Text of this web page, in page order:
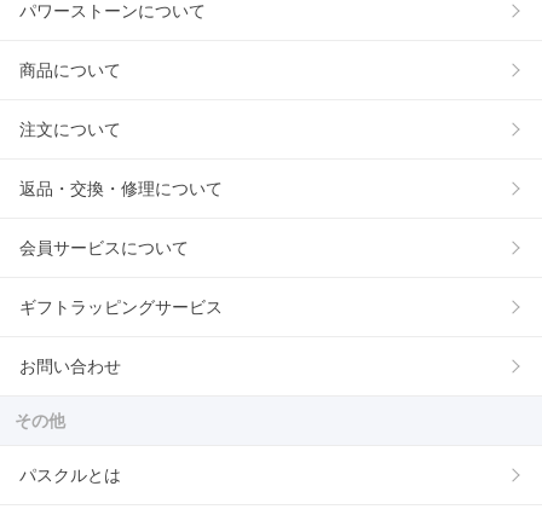
パワーストーンについて
商品について
注文について
返品・交換・修理について
会員サービスについて
ギフトラッピングサービス
お問い合わせ
その他
パスクルとは